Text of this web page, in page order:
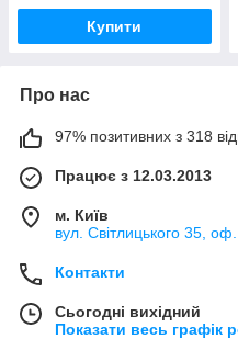
Купити
Про нас
97% позитивних з 318
Працює з 12.03.2013
м. Київ
вул. Світлицького 35,
Контакти
Сьогодні вихідний
Показати весь графік